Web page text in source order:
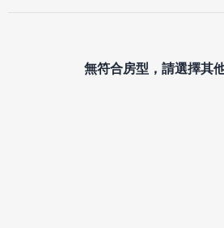
無符合房型，請選擇其